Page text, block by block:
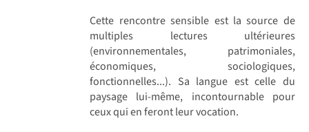
Cette rencontre sensible est la source de
multiples lectures ultérieures
(environnementales, patrimoniales,
économiques, sociologiques,
fonctionnelles...). Sa langue est celle du
paysage lui-même, incontournable pour
ceux qui en feront leur vocation.